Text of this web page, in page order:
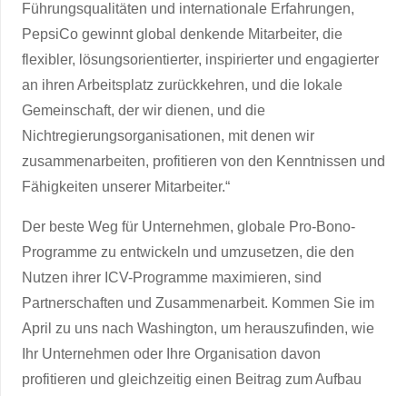
Führungsqualitäten und internationale Erfahrungen,
PepsiCo gewinnt global denkende Mitarbeiter, die
flexibler, lösungsorientierter, inspirierter und engagierter
an ihren Arbeitsplatz zurückkehren, und die lokale
Gemeinschaft, der wir dienen, und die
Nichtregierungsorganisationen, mit denen wir
zusammenarbeiten, profitieren von den Kenntnissen und
Fähigkeiten unserer Mitarbeiter.“
Der beste Weg für Unternehmen, globale Pro-Bono-
Programme zu entwickeln und umzusetzen, die den
Nutzen ihrer ICV-Programme maximieren, sind
Partnerschaften und Zusammenarbeit. Kommen Sie im
April zu uns nach Washington, um herauszufinden, wie
Ihr Unternehmen oder Ihre Organisation davon
profitieren und gleichzeitig einen Beitrag zum Aufbau